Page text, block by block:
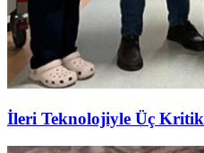
İleri Teknolojiyle Üç